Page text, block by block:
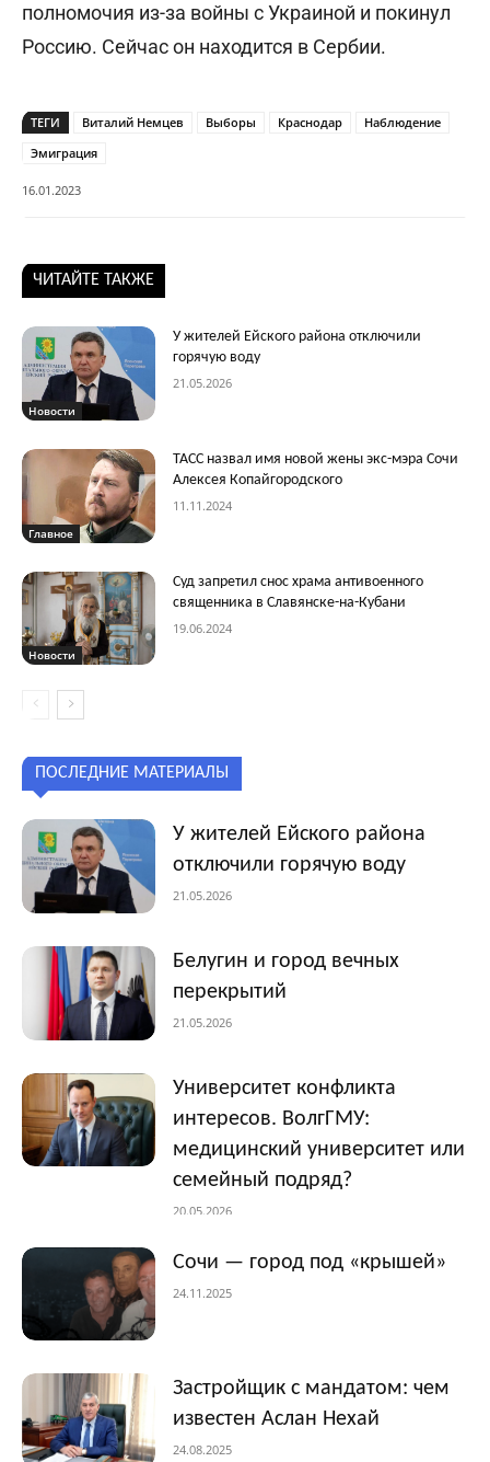
полномочия из-за войны с Украиной и покинул
Россию. Сейчас он находится в Сербии.
ТЕГИ Виталий Немцев Выборы Краснодар
Наблюдение
Эмиграция
16.01.2023
ЧИТАЙТЕ ТАКЖЕ
Новости
У жителей Ейского района отключили
горячую воду
21.05.2026
Главное
ТАСС назвал имя новой жены экс-мэра Сочи
Алексея Копайгородского
11.11.2024
Новости
Суд запретил снос храма антивоенного
священника в Славянске-на-Кубани
19.06.2024
ПОСЛЕДНИЕ МАТЕРИАЛЫ
У жителей Ейского района
отключили горячую воду
21.05.2026
Белугин и город вечных
перекрытий
21.05.2026
Университет конфликта
интересов. ВолгГМУ:
медицинский университет или
семейный подряд?
20.05.2026
Сочи — город под «крышей»
24.11.2025
Застройщик с мандатом: чем
известен Аслан Нехай
24.08.2025